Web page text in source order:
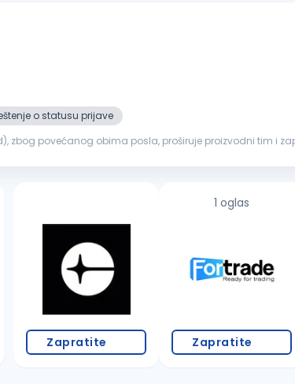
o statusu prijave
zbog povećanog obima posla, proširuje proizvodni tim i
Zapratite
1 oglas
Zapratite